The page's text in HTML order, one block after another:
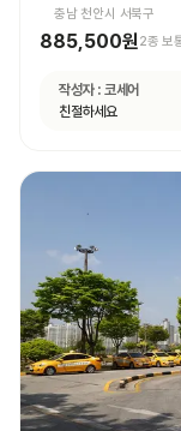
충남 천안시 서북구
885,500원2종 보
작성자 : 코세어
친절하세요